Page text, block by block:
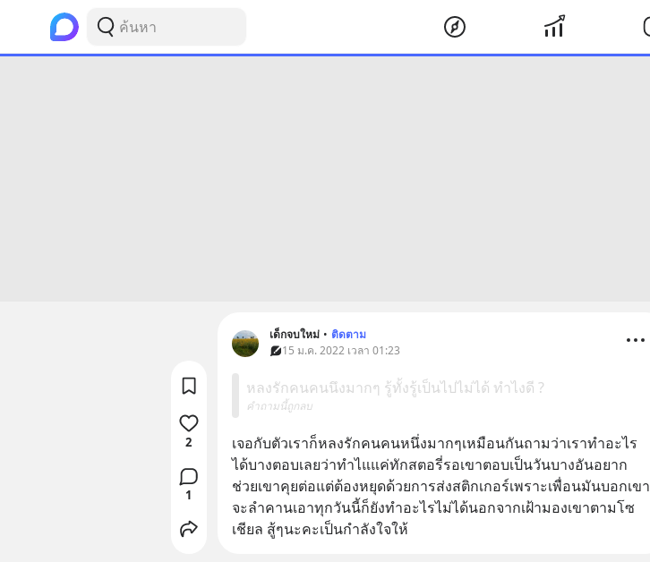
เด็กจบใหม่ • ติดตาม
15 ม.ค. 2022 เวลา 01:23
หลงรักคนคนนึงมากๆ รู้ทั้งรู้เป็นไปไม่ได้ ทำไงดี ?
คำถามนี้ถูกลบ
เจอกับตัวเราก็หลงรักคนคนหนึ่งมากๆเหมือนกันถามว่าเราทำอะไร
ได้บางตอบเลยว่าทำไแแค่ทักสตอรี่รอเขาตอบเป็นวันบางอันอยาก
ช่วยเขาคุยต่อแต่ต้องหยุดด้วยการส่งสติกเกอร์เพราะเพื่อนมันบอกเขา
จะลำคานเอาทุกวันนี้ก็ยังทำอะไรไม่ได้นอกจากเฝ้ามองเขาตามโซ
เชียล สู้ๆนะคะเป็นกำลังใจให้
2
1